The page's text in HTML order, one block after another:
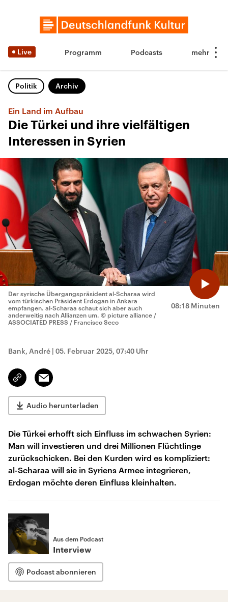
Live Programm Podcasts
Politik Archiv
Ein Land im Aufbau
Die Türkei und ihre vielfältigen
Interessen in Syrien
08:18 Minuten
Der syrische Übergangspräsident al-Scharaa wird
vom türkischen Präsident Erdogan in Ankara
empfangen. al-Scharaa schaut sich aber auch
anderweitig nach Allianzen um. © picture alliance /
ASSOCIATED PRESS / Francisco Seco
Bank, André | 05. Februar 2025, 07:40 Uhr
Link
kopieren/teilen
Email
Audio herunterladen
Die Türkei erhofft sich Einfluss im schwachen Syrien:
Man will investieren und drei Millionen Flüchtlinge
zurückschicken. Bei den Kurden wird es kompliziert:
al-Scharaa will sie in Syriens Armee integrieren,
Erdogan möchte deren Einfluss kleinhalten.
Aus dem Podcast
Interview
Podcast abonnieren